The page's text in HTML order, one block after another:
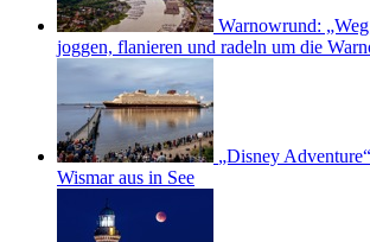
Warnowrund:
joggen, flanieren und radeln um die
„Disney
Wismar aus in See